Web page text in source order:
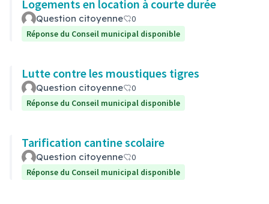
Logements en location à courte durée
Question citoyenne
0
Réponse du Conseil municipal disponible
Lutte contre les moustiques tigres
Question citoyenne
0
Réponse du Conseil municipal disponible
Tarification cantine scolaire
Question citoyenne
0
Réponse du Conseil municipal disponible